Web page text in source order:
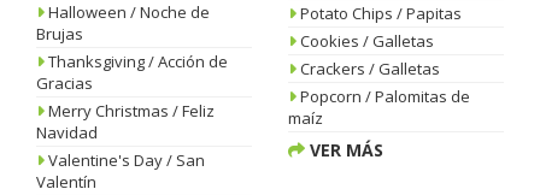
Halloween / Noche de
Brujas
Thanksgiving / Acción de
Gracias
Merry Christmas / Feliz
Navidad
Valentine's Day / San
Valentín
Potato Chips / Papitas
Cookies / Galletas
Crackers / Galletas
Popcorn / Palomitas de
maíz
VER MÁS